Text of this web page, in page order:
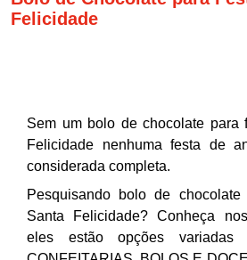
Felicidade
Sem um bolo de chocolate para
Felicidade nenhuma festa de
considerada completa.
Pesquisando bolo de
Santa Felicidade? Conheça
eles estão opções variadas